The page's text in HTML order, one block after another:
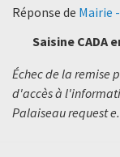
Réponse de Mairie
Saisine CADA
Échec de la remise
d'accès à
Palaiseau request